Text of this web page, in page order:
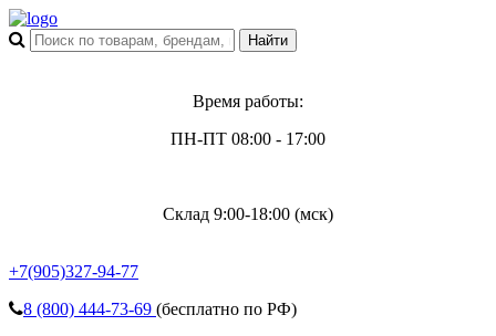
Время работы:
ПН-ПТ 08:00 - 17:00
Склад 9:00-18:00 (мск)
+7(905)327-94-77
8 (800) 444-73-69 (бесплатно по РФ)